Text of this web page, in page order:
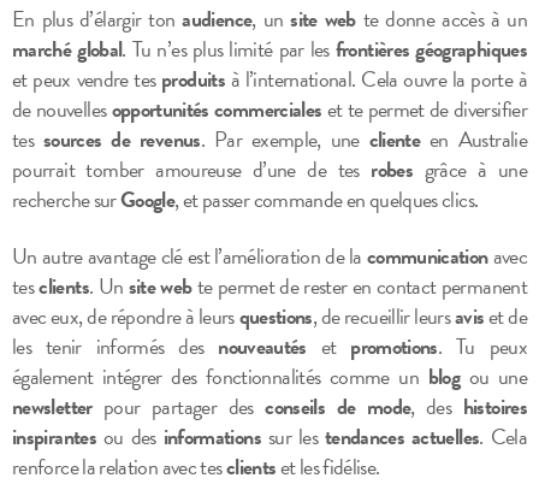
En plus d’élargir tonaudience, unsite webte donne accès à un
marché global. Tu n’es plus limité par lesfrontières géographiques
et peux vendre tesproduitsà l’international. Cela ouvre la porte à
de nouvellesopportunités commercialeset te permet de diversifier
tes sources de revenus. Par exemple, une clienteen Australie
pourrait tomber amoureuse d’une de tes robes grâce à une
recherche surGoogle, et passer commande en quelques clics.
Un autre avantage clé est l’amélioration de lacommunicationavec
tesclients. Unsite webte permet de rester en contact permanent
avec eux, de répondre à leursquestions, de recueillir leursaviset de
les tenir informés des nouveautés et promotions. Tu peux
également intégrer des fonctionnalités comme un blogou une
newsletterpour partager desconseils de mode, des histoires
inspirantesou des informationssur lestendances actuelles. Cela
renforce la relation avec tesclientset les fidélise.